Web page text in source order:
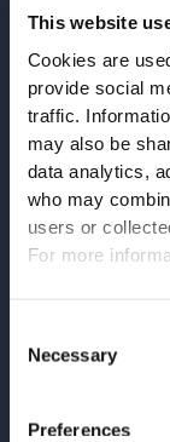
This website
Cookies are
provide social
traffic.
may also be
data analytics,
who may
users or
For more
Selection
Necessary
Preferences
2.
La raccolta dei
in un’unica
dati utilizzando
consente di
prime, lotti e
collaborazione
Product
gestione dei